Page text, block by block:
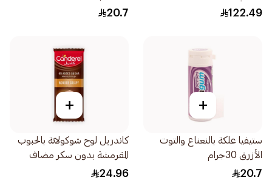
900جرام
122.49
20.7
+
ستيفيا علكة بالنعناع والتوت
الأزرق 30جرام
20.7
+
كاندريل لوح شوكولاتة بالحبوب
المقرمشة بدون سكر مضاف
100جرام
24.96